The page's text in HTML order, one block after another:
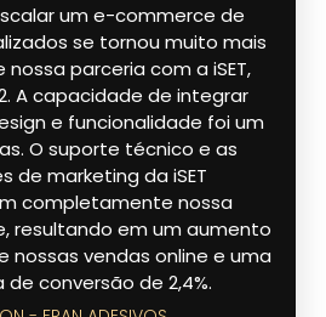
um e-commerce de
se tornou muito mais
parceria com a iSET,
A capacidade de integrar
e funcionalidade foi um
O suporte técnico e as
de marketing da iSET
completamente nossa
resultando em um aumento
nossas vendas online e uma
de conversão de 2,4%.